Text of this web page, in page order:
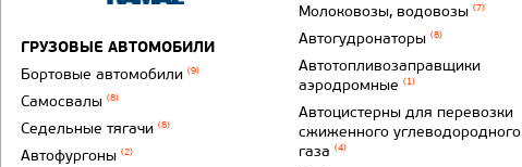
ГРУЗОВЫЕ АВТОМОБИЛИ
Бортовые автомобили (9)
Самосвалы (8)
Седельные тягачи (8)
Автофургоны (2)
Молоковозы, водовозы (7)
Автогудронаторы (8)
Автотопливозаправщики
аэродромные (1)
Автоцистерны для перевозки
сжиженного углеводородного
газа (4)